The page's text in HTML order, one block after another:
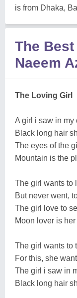
is from Dhaka,
The Best
Naeem
The Loving Girl
A girl i saw in my
Black long hair
The eyes of the
Mountain is the
The girl wants to
But never went,
The girl love to
Moon lover is her
The girl wants to
For this, she
The girl i saw in
Black long hair